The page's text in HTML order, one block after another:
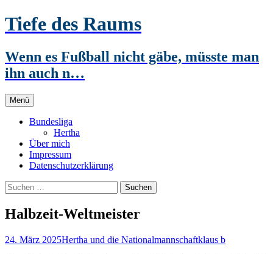
Zum
Inhalt
Tiefe des Raums
Wenn es Fußball nicht gäbe, müsste man
ihn auch n…
Menü
Bundesliga
Hertha
Über mich
Impressum
Datenschutzerklärung
Suchen
nach:
Halbzeit-Weltmeister
24. März 2025Hertha und die Nationalmannschaftklaus b